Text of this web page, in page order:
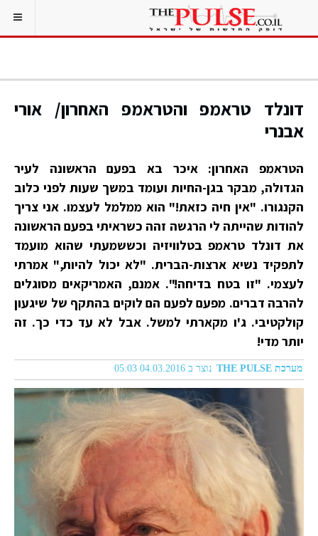
דונלד טראמפ והטראמפ האחרון/ אורי
אבנרי
הטראמפ האחרון: איכר בא בפעם הראשונה לעיר
הגדולה, מבקר בגן-החיות ועומד במשך שעות לפני כלוב
הקנגורו. "אין חיה כזאת!" הוא ממלמל לעצמו. אני צריך
להודות שהייתה לי הרגשה זהה כשראיתי בפעם הראשונה
את דונלד טראמפ בטלוויזיה וכששמעתי שהוא מועמד
לתפקיד נשיא ארצות-הברית. "לא יכול להיות," אמרתי
לעצמי. "זו בטח בדיחה!". אמנם, האמריקאים מסוגלים
להרבה דברים. מפעם לפעם הם לוקים בהתקף של שיגעון
קולקטיבי. ג'ו מקארתי למשל. אבל לא עד כדי כך. זה
יותר מדי!
מערכת THE PULSE נוצר ב 04.03.2016 05:03